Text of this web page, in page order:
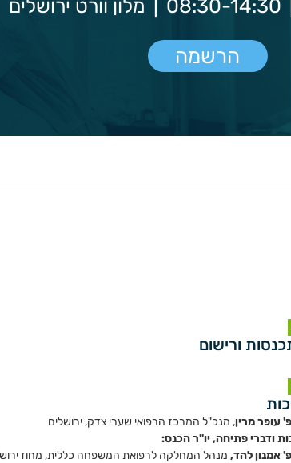
08:30-14:30 מלון וורט ירושלים
הרשמה
ורישום
עופר מרין, מנכ"ל המרכז הרפואי שערי צדק, ירושלים
ודברי פתיחה,יו"ר הכנס:
אמנון להד, מנהל המחלקה לרפואת המשפחה כללית, מחוז